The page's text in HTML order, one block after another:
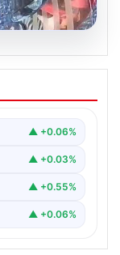
Şoför
▲ +0.06%
▲ +0.03%
▲ +0.55%
▲ +0.06%